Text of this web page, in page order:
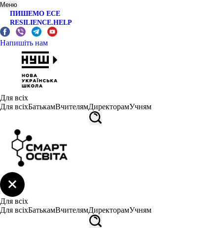
Меню
ПИШЕМО ЕСЕ
RESILIENCE.HELP
Напишіть нам
Для всіх
Для всіхБатькамВчителямДиректорамУчням
Для всіх
Для всіхБатькамВчителямДиректорамУчням